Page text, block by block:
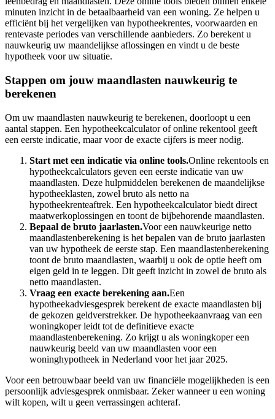
minuten inzicht in de betaalbaarheid van een woning. Ze helpen u
efficiënt bij het vergelijken van hypotheekrentes, voorwaarden en
rentevaste periodes van verschillende aanbieders. Zo berekent u
nauwkeurig uw maandelijkse aflossingen en vindt u de beste
hypotheek voor uw situatie.
Stappen om jouw maandlasten nauwkeurig te
berekenen
Om uw maandlasten nauwkeurig te berekenen, doorloopt u een
aantal stappen. Een hypotheekcalculator of online rekentool geeft
een eerste indicatie, maar voor de exacte cijfers is meer nodig.
Start met een indicatie via online tools.Online rekentools en
hypotheekcalculators geven een eerste indicatie van uw
maandlasten. Deze hulpmiddelen berekenen de maandelijkse
hypotheeklasten, zowel bruto als netto na
hypotheekrenteaftrek. Een hypotheekcalculator biedt direct
maatwerkoplossingen en toont de bijbehorende maandlasten.
Bepaal de bruto jaarlasten.Voor een nauwkeurige netto
maandlastenberekening is het bepalen van de bruto jaarlasten
van uw hypotheek de eerste stap. Een maandlastenberekening
toont de bruto maandlasten, waarbij u ook de optie heeft om
eigen geld in te leggen. Dit geeft inzicht in zowel de bruto als
netto maandlasten.
Vraag een exacte berekening aan.Een
hypotheekadviesgesprek berekent de exacte maandlasten bij
de gekozen geldverstrekker. De hypotheekaanvraag van een
woningkoper leidt tot de definitieve exacte
maandlastenberekening. Zo krijgt u als woningkoper een
nauwkeurig beeld van uw maandlasten voor een
woninghypotheek in Nederland voor het jaar 2025.
Voor een betrouwbaar beeld van uw financiële mogelijkheden is een
persoonlijk adviesgesprek onmisbaar. Zeker wanneer u een woning
wilt kopen, wilt u geen verrassingen achteraf.